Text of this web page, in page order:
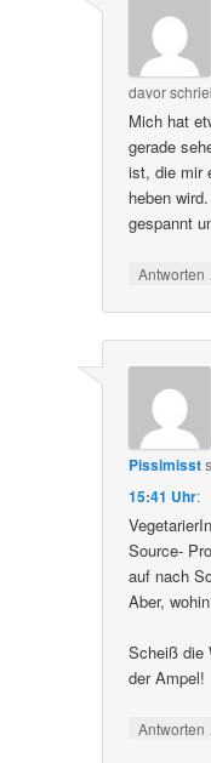
davor
Mich hat
gerade
ist, die mir
heben
gespannt
Antworten
Pissimisst
15:41 Uhr:
Source-
auf nach
Aber,
Scheiß die
der Ampel!
Antworten